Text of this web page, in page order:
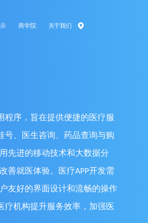
商学院 关于我们
程序，旨在提供便捷的医疗服
号、医生咨询、药品查询与购
先进的移动技术和大数据分
善就医体验。医疗APP开发需
友好的界面设计和流畅的操作
疗机构提升服务效率，加强医